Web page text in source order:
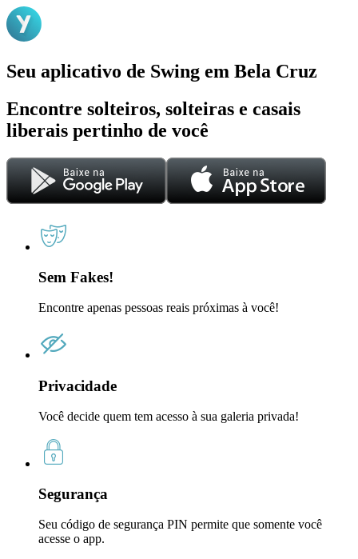
Seu aplicativo de Swing em Bela Cruz
Encontre solteiros, solteiras e casais
liberais pertinho de você
Sem Fakes!
Encontre apenas pessoas reais próximas à você!
Privacidade
Você decide quem tem acesso à sua galeria privada!
Segurança
Seu código de segurança PIN permite que somente você
acesse o app.